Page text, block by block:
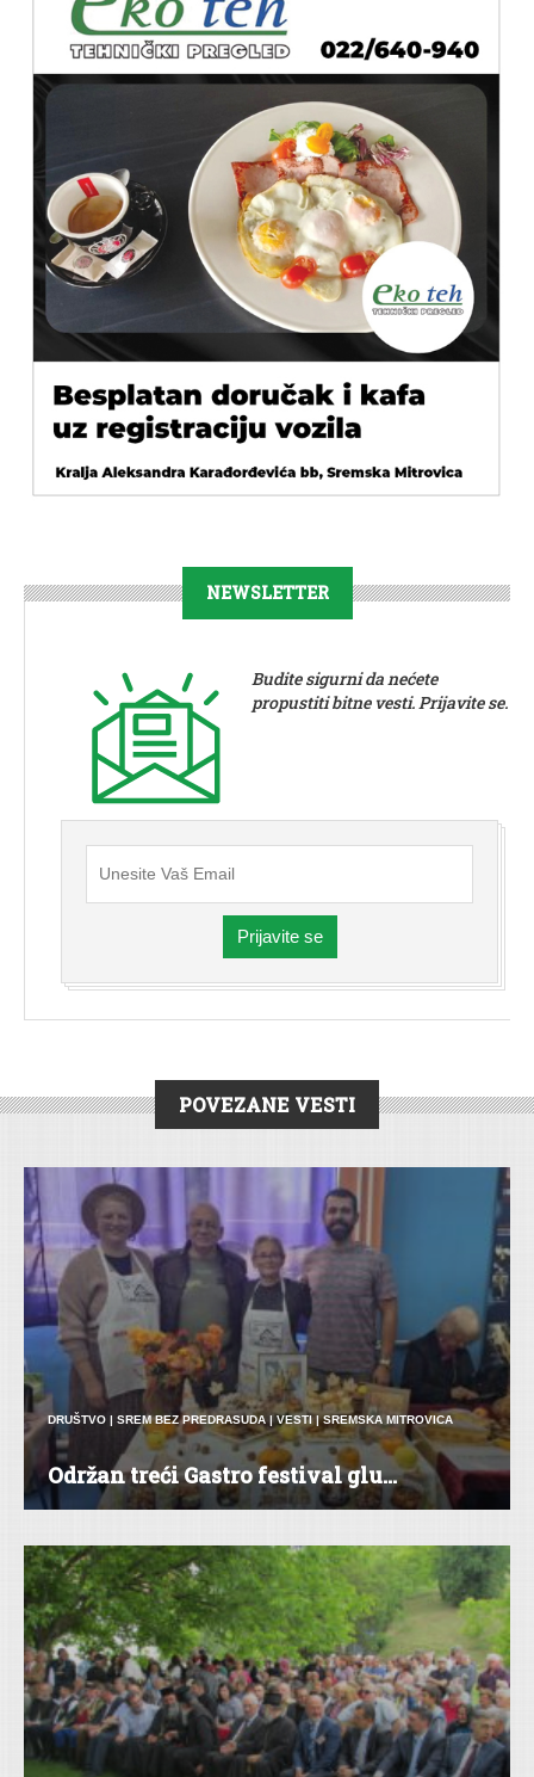
NEWSLETTER
Budite sigurni da nećete
propustiti bitne vesti. Prijavite se.
Prijavite se
POVEZANE VESTI
DRUŠTVO | SREM BEZ PREDRASUDA |VESTI|SREMSKA MITROVICA
Održan treći Gastro festival glu...